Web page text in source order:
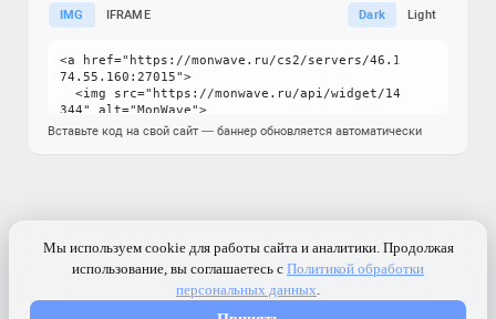
IMG IFRAME Dark Light
Вставьте код на свой сайт — баннер обновляется автоматически